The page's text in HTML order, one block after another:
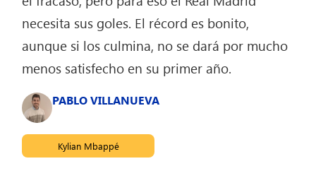
necesita sus goles. El récord es bonito,
aunque si los culmina, no se dará por mucho
menos satisfecho en su primer año.
PABLO VILLANUEVA
Kylian Mbappé